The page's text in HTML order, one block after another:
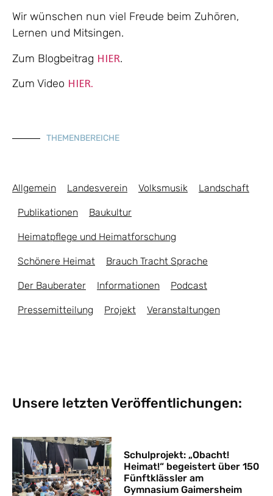
Wir wünschen nun viel Freude beim Zuhören,
Lernen und Mitsingen.
Zum Blogbeitrag HIER.
Zum Video HIER.
THEMENBEREICHE
Allgemein Landesverein Volksmusik Landschaft
Publikationen Baukultur
Heimatpflege und Heimatforschung
Schönere Heimat Brauch Tracht Sprache
Der Bauberater Informationen Podcast
Pressemitteilung Projekt Veranstaltungen
Unsere letzten Veröffentlichungen:
Schulprojekt: „Obacht!
Heimat!“ begeistert über 150
Fünftklässler am
Gymnasium Gaimersheim